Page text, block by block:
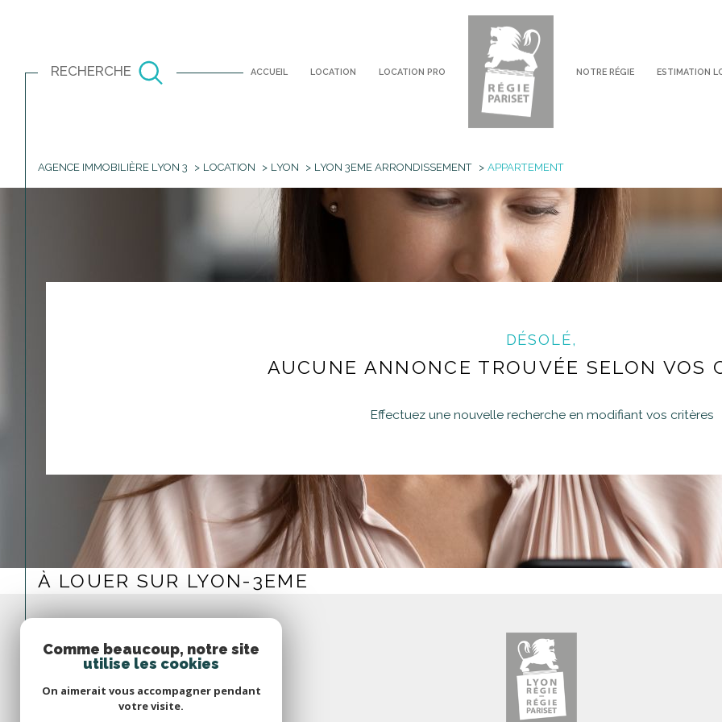
ACCUEIL LOCATION LOCATION PRO NOTRE RÉGIE ESTIMATION
RECHERCHE
Louer
à l'année
Estimer
LOYER
Appartement
AGENCE IMMOBILIÈRE LYON 3 LOCATION LYON LYON 3EME ARRONDISSEMENT APPARTEMENT
DÉSOLÉ,
AUCUNE ANNONCE TROUVÉE SELON VOS
Effectuez une nouvelle recherche en modifiant vos critères
À LOUER SUR LYON-3EME
Comme beaucoup, notre site
utilise les cookies
On aimerait vous accompagner pendant
votre visite.